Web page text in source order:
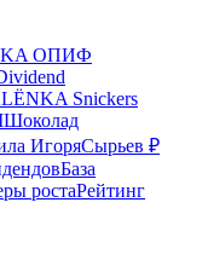
ОПИФ
Snickers
Шоколад
ИгоряСырьев ₽
База
ростаРейтинг